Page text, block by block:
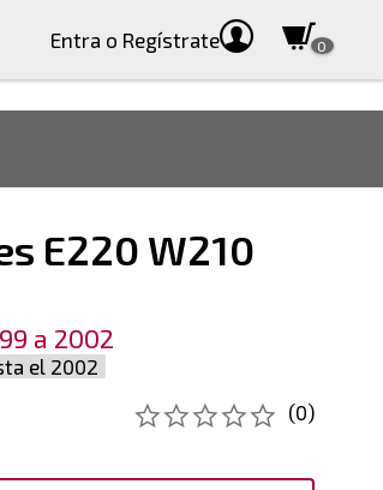
Entra o Regístrate 0
E220 W210
a 2002
el 2002
(0)